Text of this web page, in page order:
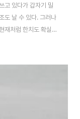
고 있다가 갑자기 밀
도 날 수 있다. 그러나
재처럼 한치도 확실하
디면 사실상 살아 나
하지 않는 벼랑 끝으
다. 궁극적으로 변화
설령 있다고 해도 그